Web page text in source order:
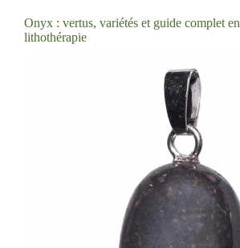
Onyx : vertus, variétés et guide complet en
lithothérapie